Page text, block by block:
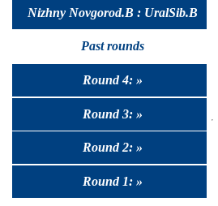
Nizhny Novgorod.B : UralSib.B
Past rounds
Round 4: »
Round 3: »
Round 2: »
Round 1: »